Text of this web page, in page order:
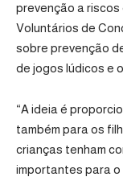
prevenção a riscos
Voluntários de
sobre prevenção
de jogos lúdicos e
“A ideia é
também para os
crianças tenham
importantes para o